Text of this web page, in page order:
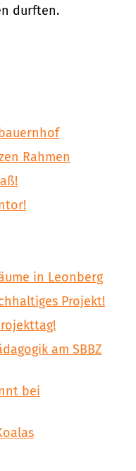
durften.
Rahmen
in Leonberg
Projekt!
am SBBZ
bei